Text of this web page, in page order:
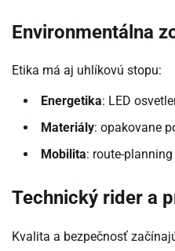
Environmentálna
Etika má aj uhlíkovú stopu:
Energetika: LED
Materiály: opakovane
Mobilita: route-
Technický rider a
Kvalita a bezpečnosť